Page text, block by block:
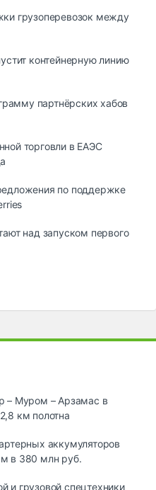
грузоперевозок между
контейнерную линию
партнёрских хабов
торговли в ЕАЭС
по поддержке
над запуском первого
– Муром – Арзамас в
км полотна
аккумуляторов
в 380 млн руб.
и грузовой спецтехники